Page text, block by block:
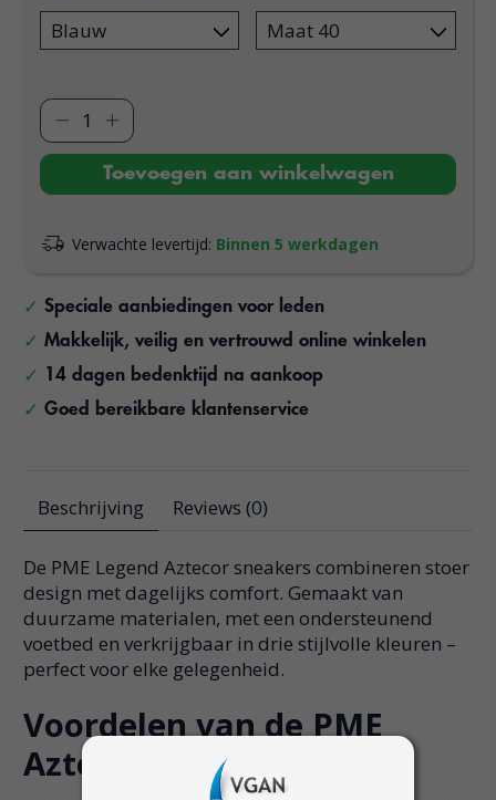
Toevoegen aan winkelwagen
Verwachte levertijd: Binnen 5 werkdagen
Speciale aanbiedingen voor leden
Makkelijk, veilig en vertrouwd online winkelen
14 dagen bedenktijd na aankoop
Goed bereikbare klantenservice
Beschrijving Reviews (0)
De PME Legend Aztecor sneakers combineren stoer
design met dagelijks comfort. Gemaakt van
duurzame materialen, met een ondersteunend
voetbed en verkrijgbaar in drie stijlvolle kleuren –
perfect voor elke gelegenheid.
Voordelen van de PME
Aztecor Sneaker